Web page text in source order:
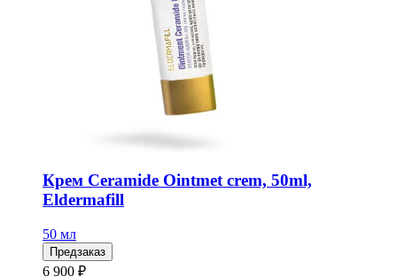
Крем Ceramide Ointmet crem, 50ml,
Eldermafill
50 мл
Предзаказ
6 900 ₽